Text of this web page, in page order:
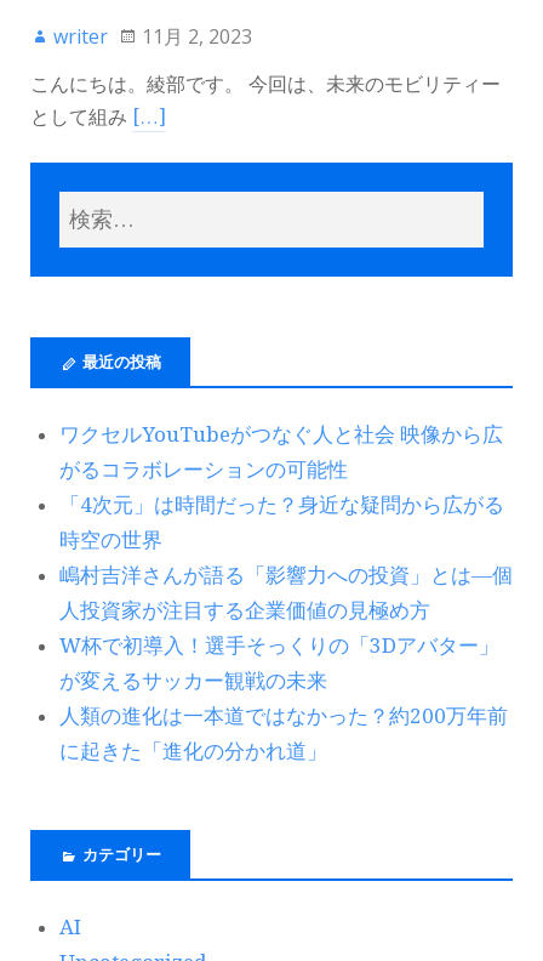
writer 11月 2, 2023
こんにちは。綾部です。 今回は、未来のモビリティー
として組み […]
最近の投稿
ワクセルYouTubeがつなぐ人と社会 映像から広
がるコラボレーションの可能性
「4次元」は時間だった？身近な疑問から広がる
時空の世界
嶋村吉洋さんが語る「影響力への投資」とは―個
人投資家が注目する企業価値の見極め方
W杯で初導入！選手そっくりの「3Dアバター」
が変えるサッカー観戦の未来
人類の進化は一本道ではなかった？約200万年前
に起きた「進化の分かれ道」
カテゴリー
AI